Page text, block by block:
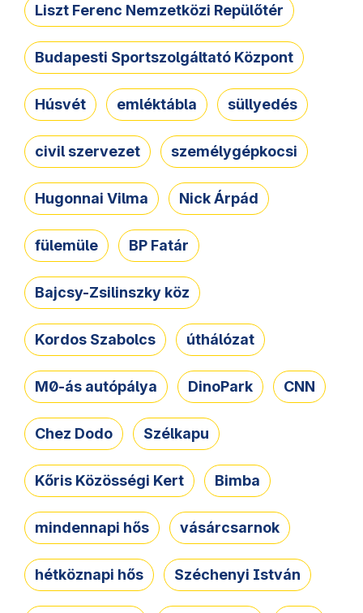
Liszt Ferenc Nemzetközi Repülőtér
Budapesti Sportszolgáltató Központ
Húsvét emléktábla süllyedés
civil szervezet személygépkocsi
Hugonnai Vilma Nick Árpád
fülemüle BP Fatár
Bajcsy-Zsilinszky köz
Kordos Szabolcs úthálózat
M0-ás autópálya DinoPark CNN
Chez Dodo Szélkapu
Kőris Közösségi Kert Bimba
mindennapi hős vásárcsarnok
hétköznapi hős Széchenyi István